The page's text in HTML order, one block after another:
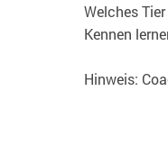
Welches
Kennen
Hinweis: